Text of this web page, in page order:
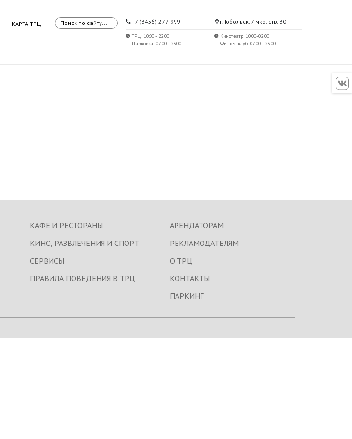
КАРТА ТРЦ
+7 (3456) 277-999 г.Тобольск, 7 мкр, стр. 30
ТРЦ: 10:00 - 22:00
Парковка: 07:00 - 23:00
Кинотеатр: 10:00-02:00
Фитнес-клуб: 07:00 - 23:00
КАФЕ И РЕСТОРАНЫ
КИНО, РАЗВЛЕЧЕНИЯ И СПОРТ
СЕРВИСЫ
ПРАВИЛА ПОВЕДЕНИЯ В ТРЦ
АРЕНДАТОРАМ
РЕКЛАМОДАТЕЛЯМ
О ТРЦ
КОНТАКТЫ
ПАРКИНГ